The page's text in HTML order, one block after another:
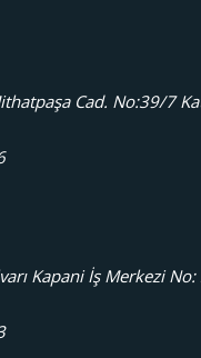
Cad. No:39/7
Kapani İş Merkezi